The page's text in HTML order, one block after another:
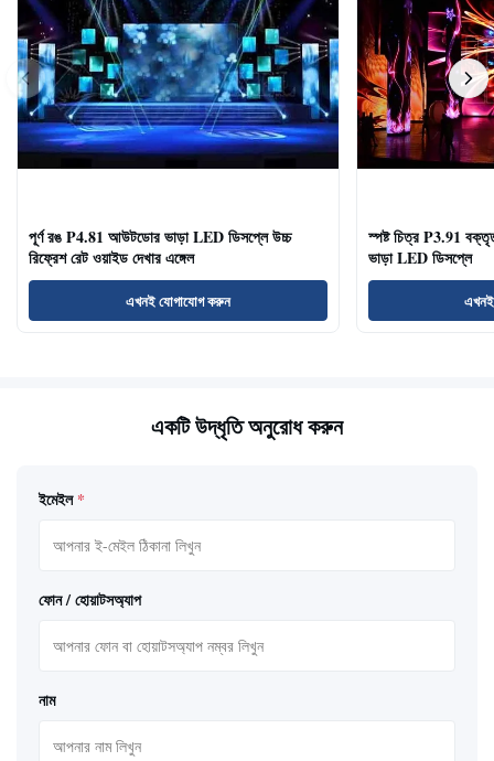
পূর্ণ রঙ P4.81 আউটডোর ভাড়া LED ডিসপ্লে উচ্চ
রিফ্রেশ রেট ওয়াইড দেখার এঙ্গেল
এখনই যোগাযোগ করুন
স্পষ্ট চিত্র P3.91
ভাড়া LED ডিসপ্লে
একটি উদ্ধৃতি অনুরোধ করুন
ইমেইল *
ফোন / হোয়াটসঅ্যাপ
নাম